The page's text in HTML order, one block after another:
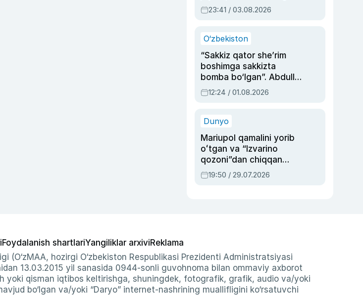
ayolga sud hukmi o‘qildi
23:41 / 03.08.2026
O‘zbekiston
“Sakkiz qator she’rim
boshimga sakkizta
bomba bo‘lgan”. Abdulla
Oripovni siyosiy
ayblovlardan asrab
12:24 / 01.08.2026
Dunyo
Mariupol qamalini yorib
oʻtgan va “Izvarino
qozoni”dan chiqqan
qahramon — Ukraina
armiyasi bosh
19:50 / 29.07.2026
Foydalanish shartlariYangiliklar arxiviReklama
hozirgi O‘zbekiston Respublikasi Prezidenti Administratsiyasi
13.03.2015 yil sanasida 0944-sonli guvohnoma bilan ommaviy axborot
yoki qisman iqtibos keltirishga, shuningdek, fotografik, grafik, audio va/yoki
bo‘lgan va/yoki “Daryo” internet-nashrining muallifligini ko‘rsatuvchi